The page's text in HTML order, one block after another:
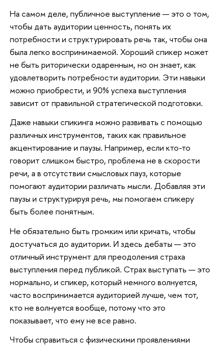
На самом деле, публичное выступление — это о том,
чтобы дать аудитории ценность, понять их
потребности и структурировать речь так, чтобы она
была легко воспринимаемой. Хороший спикер может
не быть риторически одаренным, но он знает, как
удовлетворить потребности аудитории. Эти навыки
можно приобрести, и 90% успеха выступления
зависит от правильной стратегической подготовки.
Даже навыки спикинга можно развивать с помощью
различных инструментов, таких как правильное
акцентирование и паузы. Например, если кто-то
говорит слишком быстро, проблема не в скорости
речи, а в отсутствии смысловых пауз, которые
помогают аудитории различать мысли. Добавляя эти
паузы и структурируя речь, мы помогаем спикеру
быть более понятным.
Не обязательно быть громким или кричать, чтобы
достучаться до аудитории. И здесь дебаты — это
отличный инструмент для преодоления страха
выступления перед публикой. Страх выступать — это
нормально, и спикер, который немного волнуется,
часто воспринимается аудиторией лучше, чем тот,
кто не волнуется вообще, потому что это
показывает, что ему не все равно.
Чтобы справиться с физическими проявлениями